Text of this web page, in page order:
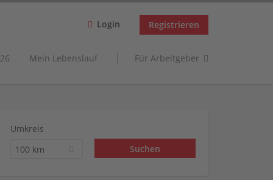
Login Registrieren
Mein Lebenslauf Für Arbeitgeber
Umkreis
100 km